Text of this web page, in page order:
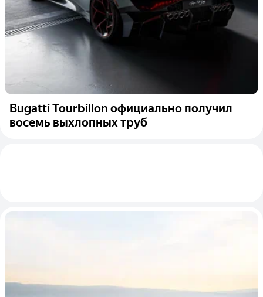
Bugatti Tourbillon официально получил
восемь выхлопных труб